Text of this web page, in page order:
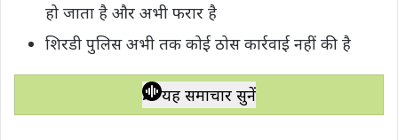
हो जाता है और अभी फरार है
शिरडी पुलिस अभी तक कोई ठोस कार्रवाई नहीं की है
यह समाचार सुनें